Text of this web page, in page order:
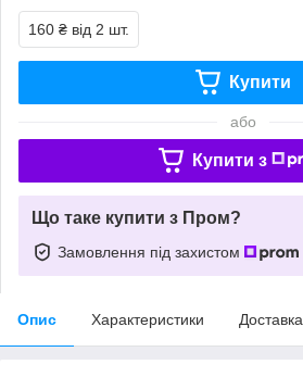
160 ₴ від 2 шт.
Купити
або
Купити з
Що таке купити з Пром?
Замовлення під захистом
Опис Характеристики Доставка